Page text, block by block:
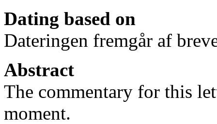
Dating based on
Dateringen fremgår af
Abstract
The commentary for this
moment.